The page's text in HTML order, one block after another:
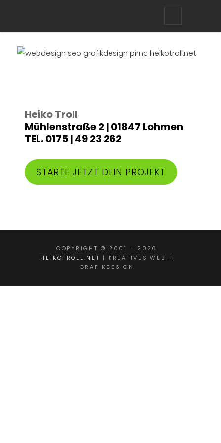
Heiko Troll
Mühlenstraße 2 | 01847 Lohmen
TEL. 0175 | 49 23 262
STARTE JETZT DEIN PROJEKT
COPYRIGHT © 2001 - 2026
HEIKOTROLL.NET | KREATIVES WEB +
GRAFIKDESIGN